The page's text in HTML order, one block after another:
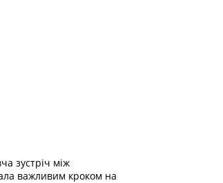
зустріч між
важливим кроком на